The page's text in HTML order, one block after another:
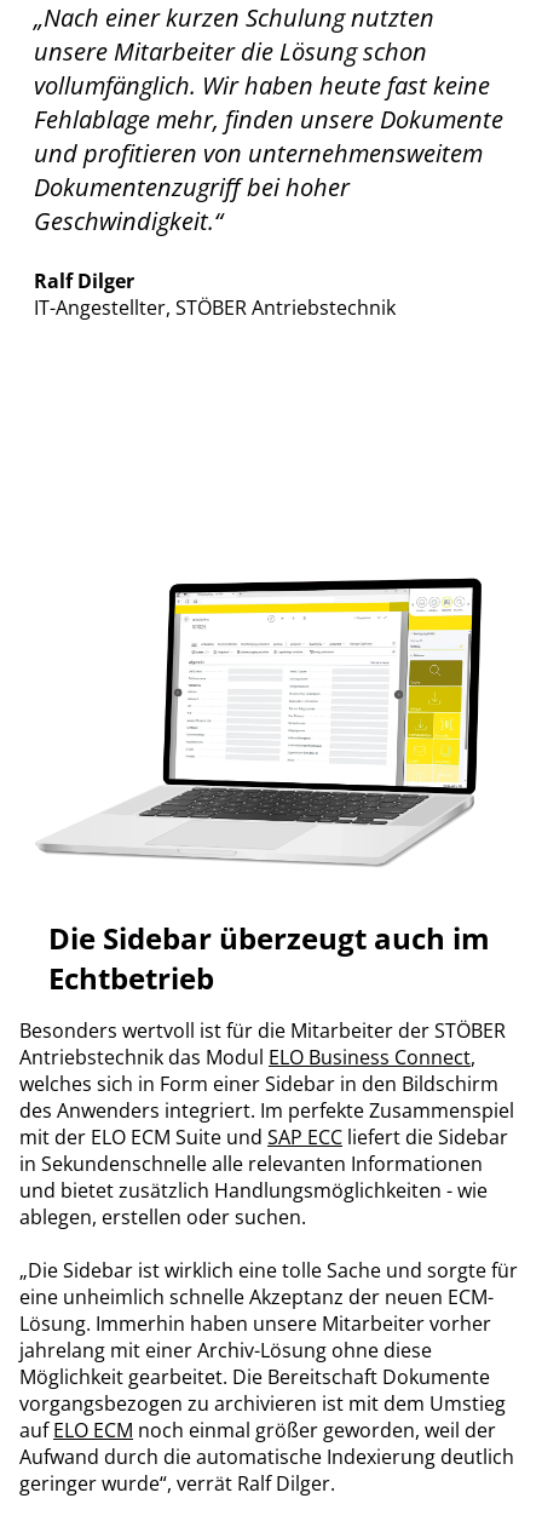
„Nach einer kurzen Schulung nutzten
unsere Mitarbeiter die Lösung schon
vollumfänglich. Wir haben heute fast keine
Fehlablage mehr, finden unsere Dokumente
und profitieren von unternehmensweitem
Dokumentenzugriff bei hoher
Geschwindigkeit.“
Ralf Dilger
IT-Angestellter, STÖBER Antriebstechnik
Die Sidebar überzeugt auch im
Echtbetrieb
Besonders wertvoll ist für die Mitarbeiter der STÖBER
Antriebstechnik das Modul ELO Business Connect,
welches sich in Form einer Sidebar in den Bildschirm
des Anwenders integriert. Im perfekte Zusammenspiel
mit der ELO ECM Suite und SAP ECC liefert die Sidebar
in Sekundenschnelle alle relevanten Informationen
und bietet zusätzlich Handlungsmöglichkeiten - wie
ablegen, erstellen oder suchen.
„Die Sidebar ist wirklich eine tolle Sache und sorgte für
eine unheimlich schnelle Akzeptanz der neuen ECM-
Lösung. Immerhin haben unsere Mitarbeiter vorher
jahrelang mit einer Archiv-Lösung ohne diese
Möglichkeit gearbeitet. Die Bereitschaft Dokumente
vorgangsbezogen zu archivieren ist mit dem Umstieg
aufELO ECM noch einmal größer geworden, weil der
Aufwand durch die automatische Indexierung deutlich
geringer wurde“, verrät Ralf Dilger.